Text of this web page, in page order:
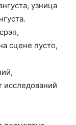
узница
сцене пусто,